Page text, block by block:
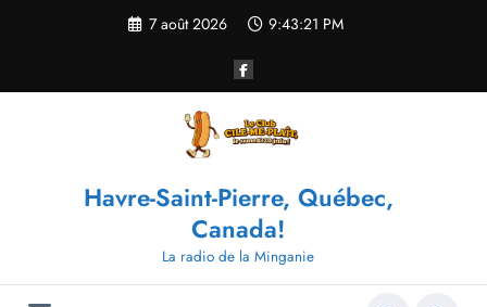
7 août 2026 9:43:21 PM
Havre-Saint-Pierre, Québec,
Canada!
La radio de la Minganie